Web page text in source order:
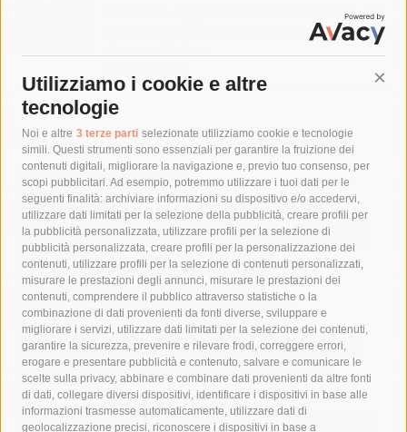
Utilizziamo i cookie e altre
tecnologie
Noi e altre 3 terze parti selezionate utilizziamo cookie e tecnologie
simili. Questi strumenti sono essenziali per garantire la fruizione dei
contenuti digitali, migliorare la navigazione e, previo tuo consenso, per
scopi pubblicitari. Ad esempio, potremmo utilizzare i tuoi dati per le
seguenti finalità: archiviare informazioni su dispositivo e/o accedervi,
utilizzare dati limitati per la selezione della pubblicità, creare profili per
la pubblicità personalizzata, utilizzare profili per la selezione di
pubblicità personalizzata, creare profili per la personalizzazione dei
contenuti, utilizzare profili per la selezione di contenuti personalizzati,
misurare le prestazioni degli annunci, misurare le prestazioni dei
contenuti, comprendere il pubblico attraverso statistiche o la
combinazione di dati provenienti da fonti diverse, sviluppare e
migliorare i servizi, utilizzare dati limitati per la selezione dei contenuti,
garantire la sicurezza, prevenire e rilevare frodi, correggere errori,
erogare e presentare pubblicità e contenuto, salvare e comunicare le
scelte sulla privacy, abbinare e combinare dati provenienti da altre fonti
di dati, collegare diversi dispositivi, identificare i dispositivi in base alle
informazioni trasmesse automaticamente, utilizzare dati di
geolocalizzazione precisi, riconoscere i dispositivi in base a
Sorrento. Aggredisce sessualmente una
turista e le strappa il portafogli, fermato
dai carabinieri
Tag
acqua allerta meteo
anas
area marina protetta di punta campanella
arresto
Asl Napoli 3 sud
capitaneria di porto capri
carabinieri
castellammare di stabia
circumvesuviana
comune di sorrento
concerto
contagi
costiera amalfitana
covid-19 eav
elezioni
fondazione sorrento
gori guardia costiera
incidente
lavori
lorenzo balducelli mare
massa lubrense
massimo coppola
Meta napoli
ordinanza
penisola sorrentina
piano di sorrento polizia municipale